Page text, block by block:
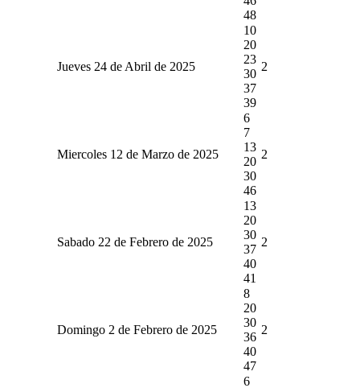
48
Jueves 24 de Abril de 2025
10
20
23
30
37
39
2
Miercoles 12 de Marzo de 2025
6
7
13
20
30
46
2
Sabado 22 de Febrero de 2025
13
20
30
37
40
41
2
Domingo 2 de Febrero de 2025
8
20
30
36
40
47
2
6